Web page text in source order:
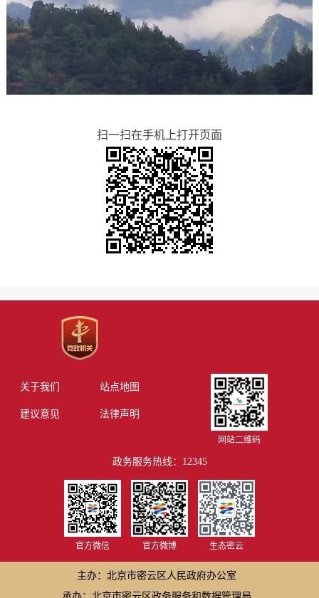
扫一扫在手机上打开页面
关于我们 站点地图
建议意见 法律声明
网站二维码
政务服务热线：12345
官方微信 官方微博 生态密云
主办：北京市密云区人民政府办公室